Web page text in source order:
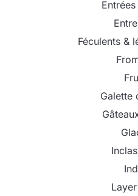
Féculents &
Galette